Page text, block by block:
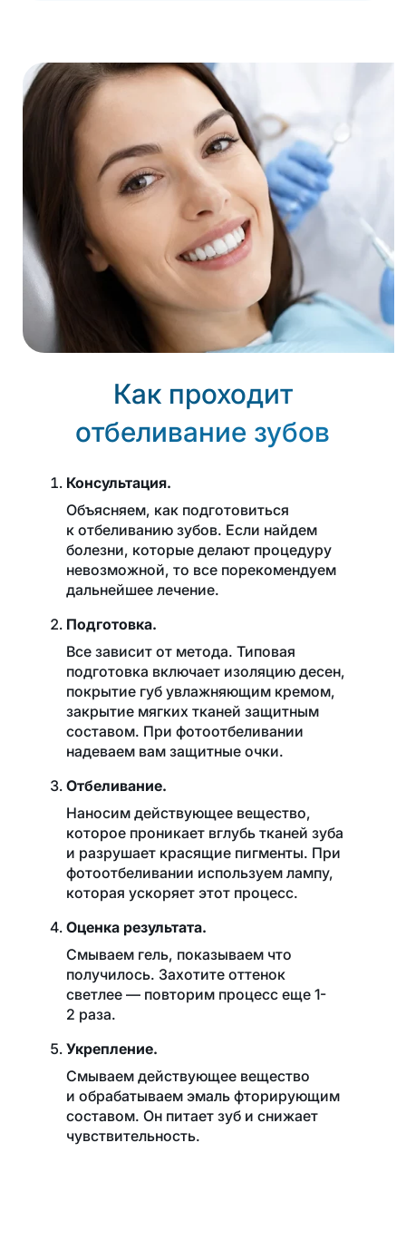
Как проходит
отбеливание зубов
Консультация.
Объясняем, как подготовиться
к отбеливанию зубов. Если найдем
болезни, которые делают процедуру
невозможной, то все порекомендуем
дальнейшее лечение.
Подготовка.
Все зависит от метода. Типовая
подготовка включает изоляцию десен,
покрытие губ увлажняющим кремом,
закрытие мягких тканей защитным
составом. При фотоотбеливании
надеваем вам защитные очки.
Отбеливание.
Наносим действующее вещество,
которое проникает вглубь тканей зуба
и разрушает красящие пигменты. При
фотоотбеливании используем лампу,
которая ускоряет этот процесс.
Оценка результата.
Смываем гель, показываем что
получилось. Захотите оттенок
светлее — повторим процесс еще 1-
2 раза.
Укрепление.
Смываем действующее вещество
и обрабатываем эмаль фторирующим
составом. Он питает зуб и снижает
чувствительность.